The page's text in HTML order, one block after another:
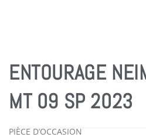
ENTOURAGE
MT 09 SP 2023
PIÈCE D’OCCASION